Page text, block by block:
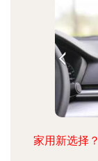
家用新选择